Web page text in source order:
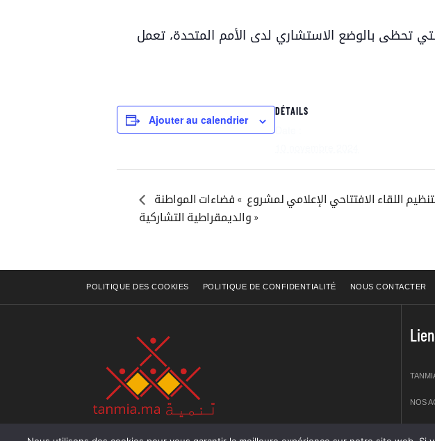
تحظى بالوضع الاستشاري لدى الأمم المتحدة، تعمل
Ajouter au calendrier
DÉTAILS
والديمقراطية التشاركية »
POLITIQUE DES COOKIES POLITIQUE DE CONFIDENTIALITÉ NOUS CONTACTER
NOS